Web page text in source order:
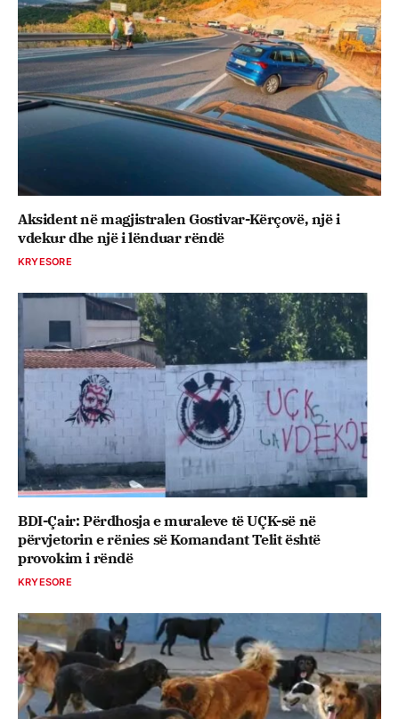
Aksident në magjistralen Gostivar-Kërçovë, një i
vdekur dhe një i lënduar rëndë
KRYESORE
BDI-Çair: Përdhosja e muraleve të UÇK-së në
përvjetorin e rënies së Komandant Telit është
provokim i rëndë
KRYESORE